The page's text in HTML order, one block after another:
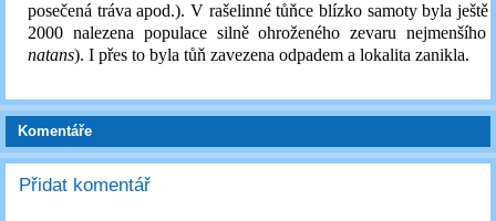
posečená tráva apod.). V rašelinné tůňce blízko samoty byla ještě
2000 nalezena populace silně ohroženého zevaru nejmenšího
natans). I přes to byla tůň zavezena odpadem a lokalita zanikla.
Komentáře
Přidat komentář